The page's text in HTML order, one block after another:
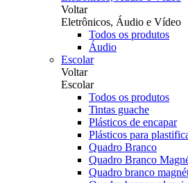
Voltar
Eletrônicos, Áudio e Vídeo
Todos os produtos
Áudio
Escolar
Voltar
Escolar
Todos os produtos
Tintas guache
Plásticos de encapar
Plásticos para
Quadro Branco
Quadro Branco
Quadro branco